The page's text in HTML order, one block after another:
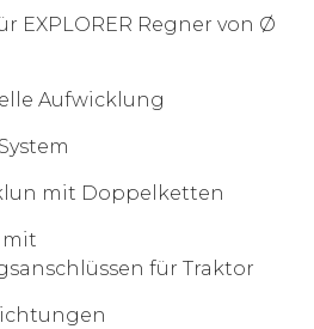
EXPLORER Regner von Ø
Aufwicklung
mit Doppelketten
mit
für Traktor